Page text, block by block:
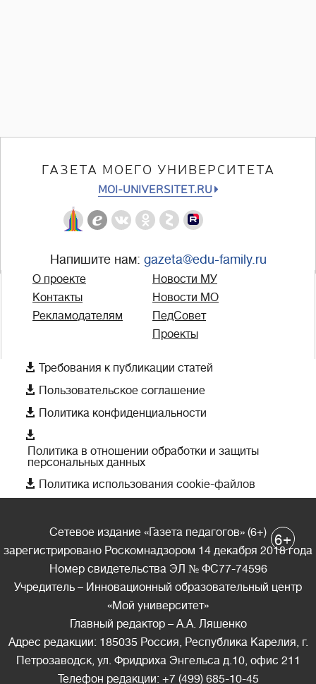
ГАЗЕТА МОЕГО УНИВЕРСИТЕТА
MOI-UNIVERSITET.RU
Напишите нам: gazeta@edu-family.ru
О проекте
Контакты
Рекламодателям
Новости МУ
Новости МО
ПедСовет
Проекты
 Требования к публикации статей
 Пользовательское соглашение
 Политика конфиденциальности

Политика в отношении обработки и защиты
персональных данных
 Политика использования cookie-файлов
Сетевое издание «Газета педагогов» (6+)
зарегистрировано Роскомнадзором 14 декабря 2018 года
Номер свидетельства ЭЛ № ФС77-74596
Учредитель – Инновационный образовательный центр
«Мой университет»
Главный редактор – А.А. Ляшенко
Адрес редакции: 185035 Россия, Республика Карелия, г.
Петрозаводск, ул. Фридриха Энгельса д.10, офис 211
Телефон редакции: +7 (499) 685-10-45
6+